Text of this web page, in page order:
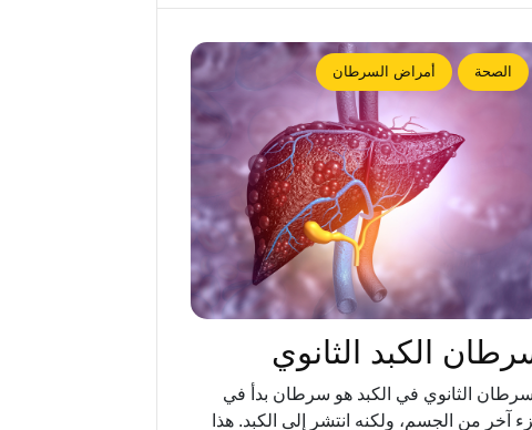
الصحة أمراض السرطان
الكبد الثانوي
الثانوي في الكبد هو سرطان بدأ في
آخر من الجسم، ولكنه انتشر إلى الكبد. هذا